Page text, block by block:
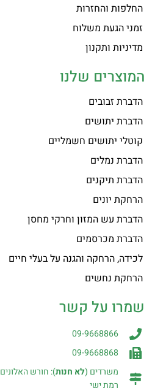
החלפות והחזרות
זמני הגעת משלוח
מדיניות ותקנון
המוצרים שלנו
הדברת זבובים
הדברת יתושים
קוטלי יתושים חשמליים
הדברת נמלים
הדברת תיקנים
הרחקת יונים
הדברת עש המזון וחרקי מחסן
הדברת מכרסמים
לכידה, הרחקה והגנה על בעלי חיים
הרחקת נחשים
שמרו על קשר
09-9668866
09-9668868
משרדים (לא חנות): חורש האלונים 3,
רמת ישי